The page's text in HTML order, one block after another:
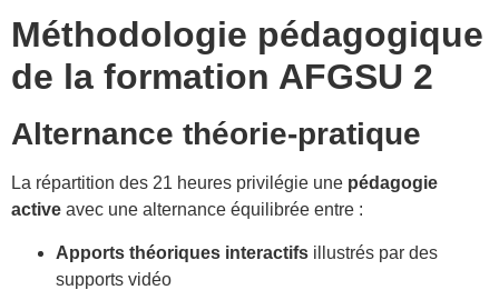
Méthodologie pédagogique
de la formation AFGSU 2
Alternance théorie-pratique
La répartition des 21 heures privilégie une pédagogie
active avec une alternance équilibrée entre :
Apports théoriques interactifs illustrés par des
supports vidéo